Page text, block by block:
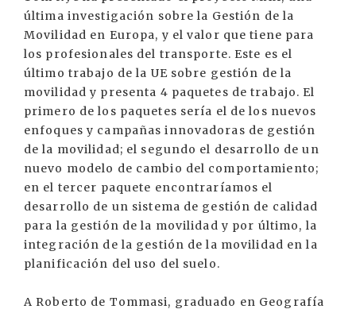
última investigación sobre la Gestión de la
Movilidad en Europa, y el valor que tiene para
los profesionales del transporte. Este es el
último trabajo de la UE sobre gestión de la
movilidad y presenta 4 paquetes de trabajo. El
primero de los paquetes sería el de los nuevos
enfoques y campañas innovadoras de gestión
de la movilidad; el segundo el desarrollo de un
nuevo modelo de cambio del comportamiento;
en el tercer paquete encontraríamos el
desarrollo de un sistema de gestión de calidad
para la gestión de la movilidad y por último, la
integración de la gestión de la movilidad en la
planificación del uso del suelo.
A Roberto de Tommasi, graduado en Geografía